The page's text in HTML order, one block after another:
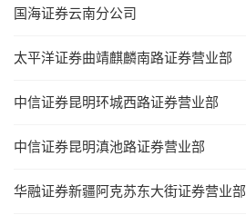
国海证券云南分公司
太平洋证券曲靖麒麟南路证券营业部
中信证券昆明环城西路证券营业部
中信证券昆明滇池路证券营业部
华融证券新疆阿克苏东大街证券营业部